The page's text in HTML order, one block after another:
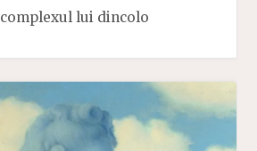
complexul lui dincolo